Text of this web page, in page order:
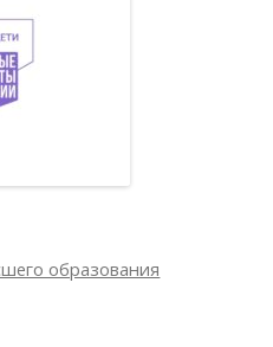
образования